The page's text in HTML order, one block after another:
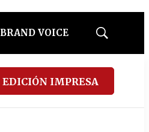
BRAND VOICE
Mostrar
EDICIÓN IMPRESA